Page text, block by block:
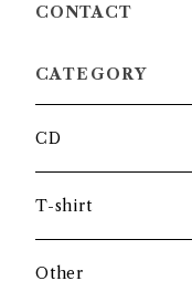
CONTACT
CATEGORY
CD
T-shirt
Other